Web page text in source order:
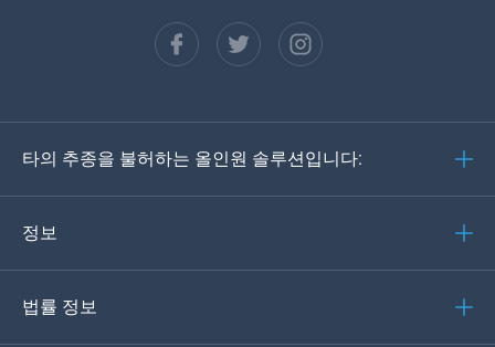
Español
Deutsch
타의 추종을 불허하는 올인원 솔루션입니다:
정보
법률 정보